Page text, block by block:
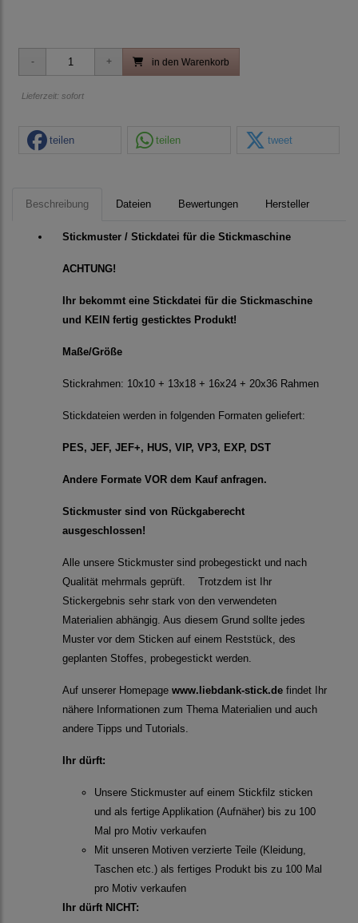
in den Warenkorb
Lieferzeit: sofort
teilen teilen tweet
Beschreibung Dateien Bewertungen Hersteller
Stickmuster / Stickdatei für die Stickmaschine
ACHTUNG!
Ihr bekommt eine Stickdatei für die Stickmaschine
und KEIN fertig gesticktes Produkt!
Maße/Größe
Stickrahmen: 10x10 + 13x18 + 16x24 + 20x36 Rahmen
Stickdateien werden in folgenden Formaten geliefert:
PES, JEF, JEF+, HUS, VIP, VP3, EXP, DST
Andere Formate VOR dem Kauf anfragen.
Stickmuster sind von Rückgaberecht
ausgeschlossen!
Alle unsere Stickmuster sind probegestickt und nach
Qualität mehrmals geprüft. Trotzdem ist Ihr
Stickergebnis sehr stark von den verwendeten
Materialien abhängig. Aus diesem Grund sollte jedes
Muster vor dem Sticken auf einem Reststück, des
geplanten Stoffes, probegestickt werden.
Auf unserer Homepage www.liebdank-stick.de findet Ihr
nähere Informationen zum Thema Materialien und auch
andere Tipps und Tutorials.
Ihr dürft:
Unsere Stickmuster auf einem Stickfilz sticken
und als fertige Applikation (Aufnäher) bis zu 100
Mal pro Motiv verkaufen
Mit unseren Motiven verzierte Teile (Kleidung,
Taschen etc.) als fertiges Produkt bis zu 100 Mal
pro Motiv verkaufen
Ihr dürft NICHT: